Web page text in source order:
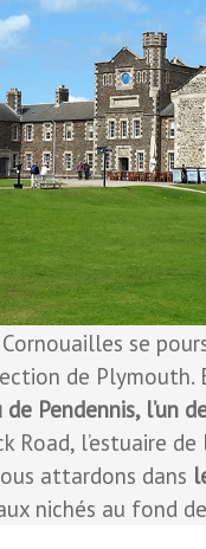
se
de Plymouth.
Pendennis, l’un
Road, l’estuaire
attardons dans
nichés au fond